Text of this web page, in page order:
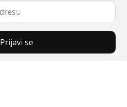
Prijavi se